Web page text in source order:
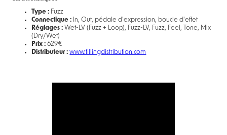
Type : Fuzz
Connectique : In, Out, pédale d'expression, boucle d'effet
Réglages : Wet-LV (Fuzz + Loop), Fuzz-LV, Fuzz, Feel, Tone, Mix
(Dry/Wet)
Prix : 629€
Distributeur : www.fillingdistribution.com